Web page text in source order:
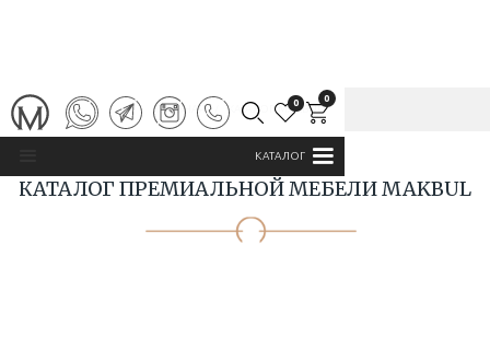
0 0
КАТАЛОГ
ГЛАВНАЯ КАТАЛОГ MAKBUL
КАТАЛОГ ПРЕМИАЛЬНОЙ МЕБЕЛИ MAKBUL